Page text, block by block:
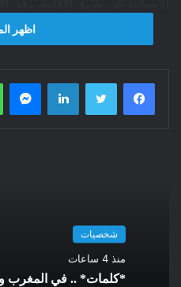
الحزب الشعبي بقيادة راخوي.
الوثائق (المزورة). و حسب
هذا التزوير جنت 4 ملايين يورو.
اظهر
فيسبوك تويتر لينكدإن
شخصيات
منذ 4 ساعات
*كلمات* .. في المغرب وحافة الهاوية–